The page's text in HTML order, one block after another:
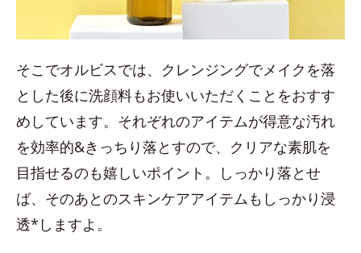
そこでオルビスでは、クレンジングでメイクを落
とした後に洗顔料もお使いいただくことをおすす
めしています。それぞれのアイテムが得意な汚れ
を効率的&きっちり落とすので、クリアな素肌を
目指せるのも嬉しいポイント。しっかり落とせ
ば、そのあとのスキンケアアイテムもしっかり浸
透*しますよ。